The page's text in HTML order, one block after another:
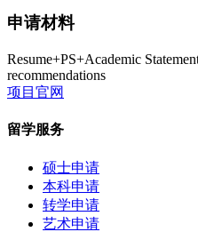
申请材料
Resume+PS+Academic
recommendations
项目官网
留学服务
硕士申请
本科申请
转学申请
艺术申请